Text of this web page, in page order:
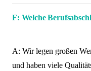
F: Welche
A: Wir legen großen
und haben viele